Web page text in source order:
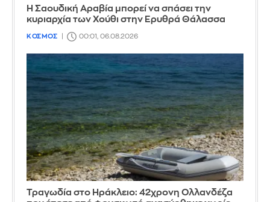
Η Σαουδική Αραβία μπορεί να σπάσει την
κυριαρχία των Χούθι στην Ερυθρά Θάλασσα
ΚΟΣΜΟΣ 00:01, 06.08.2026
Τραγωδία στο Ηράκλειο: 42χρονη Ολλανδέζα